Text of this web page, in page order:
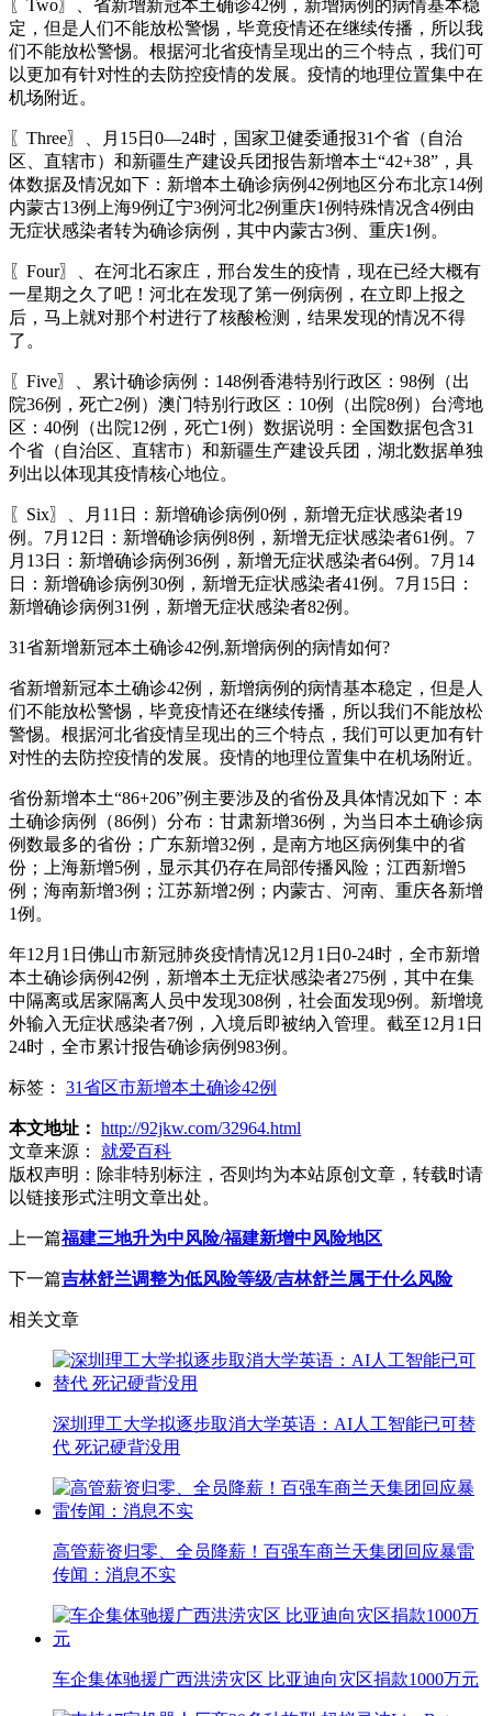
〖Two〗、省新增新冠本土确诊42例，新增病例的病情基本稳
定，但是人们不能放松警惕，毕竟疫情还在继续传播，所以我
们不能放松警惕。根据河北省疫情呈现出的三个特点，我们可
以更加有针对性的去防控疫情的发展。疫情的地理位置集中在
机场附近。
〖Three〗、月15日0—24时，国家卫健委通报31个省（自治
区、直辖市）和新疆生产建设兵团报告新增本土“42+38”，具
体数据及情况如下：新增本土确诊病例42例地区分布北京14例
内蒙古13例上海9例辽宁3例河北2例重庆1例特殊情况含4例由
无症状感染者转为确诊病例，其中内蒙古3例、重庆1例。
〖Four〗、在河北石家庄，邢台发生的疫情，现在已经大概有
一星期之久了吧！河北在发现了第一例病例，在立即上报之
后，马上就对那个村进行了核酸检测，结果发现的情况不得
了。
〖Five〗、累计确诊病例：148例香港特别行政区：98例（出
院36例，死亡2例）澳门特别行政区：10例（出院8例）台湾地
区：40例（出院12例，死亡1例）数据说明：全国数据包含31
个省（自治区、直辖市）和新疆生产建设兵团，湖北数据单独
列出以体现其疫情核心地位。
〖Six〗、月11日：新增确诊病例0例，新增无症状感染者19
例。7月12日：新增确诊病例8例，新增无症状感染者61例。7
月13日：新增确诊病例36例，新增无症状感染者64例。7月14
日：新增确诊病例30例，新增无症状感染者41例。7月15日：
新增确诊病例31例，新增无症状感染者82例。
31省新增新冠本土确诊42例,新增病例的病情如何?
省新增新冠本土确诊42例，新增病例的病情基本稳定，但是人
们不能放松警惕，毕竟疫情还在继续传播，所以我们不能放松
警惕。根据河北省疫情呈现出的三个特点，我们可以更加有针
对性的去防控疫情的发展。疫情的地理位置集中在机场附近。
省份新增本土“86+206”例主要涉及的省份及具体情况如下：本
土确诊病例（86例）分布：甘肃新增36例，为当日本土确诊病
例数最多的省份；广东新增32例，是南方地区病例集中的省
份；上海新增5例，显示其仍存在局部传播风险；江西新增5
例；海南新增3例；江苏新增2例；内蒙古、河南、重庆各新增
1例。
年12月1日佛山市新冠肺炎疫情情况12月1日0-24时，全市新增
本土确诊病例42例，新增本土无症状感染者275例，其中在集
中隔离或居家隔离人员中发现308例，社会面发现9例。新增境
外输入无症状感染者7例，入境后即被纳入管理。截至12月1日
24时，全市累计报告确诊病例983例。
标签： 31省区市新增本土确诊42例
本文地址： http://92jkw.com/32964.html
文章来源：
就爱百科
版权声明： 除非特别标注，否则均为本站原创文章，转载时请
以链接形式注明文章出处。
上一篇福建三地升为中风险/福建新增中风险地区
下一篇吉林舒兰调整为低风险等级/吉林舒兰属于什么风险
相关文章
深圳理工大学拟逐步取消大学英语：AI人工智能已可替
代 死记硬背没用
高管薪资归零、全员降薪！百强车商兰天集团回应暴雷
传闻：消息不实
车企集体驰援广西洪涝灾区 比亚迪向灾区捐款1000万元